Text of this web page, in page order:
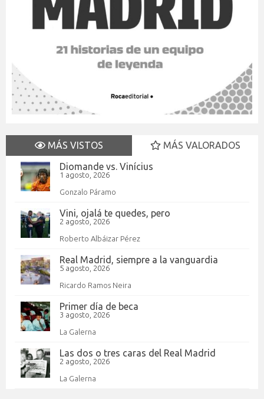
MÁS VISTOS
MÁS VALORADOS
Diomande vs. Vinícius
1 agosto, 2026
Gonzalo Páramo
Vini, ojalá te quedes, pero
2 agosto, 2026
Roberto Albáizar Pérez
Real Madrid, siempre a la vanguardia
5 agosto, 2026
Ricardo Ramos Neira
Primer día de beca
3 agosto, 2026
La Galerna
Las dos o tres caras del Real Madrid
2 agosto, 2026
La Galerna